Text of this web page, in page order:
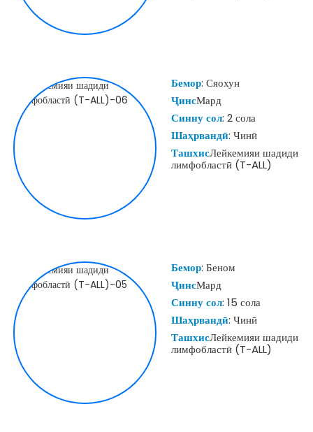
Бемор: Сяохун
ҶинсМард
Синну сол: 2 сола
Шаҳрвандӣ: Чинӣ
ТашхисЛейкемияи шадиди
лимфобластӣ (T-ALL)
Бемор: Беном
ҶинсМард
Синну сол: 15 сола
Шаҳрвандӣ: Чинӣ
ТашхисЛейкемияи шадиди
лимфобластӣ (T-ALL)